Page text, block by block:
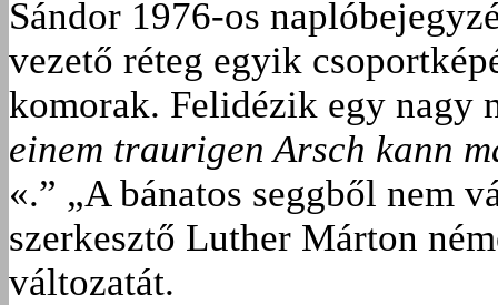
Sándor 1976-os
vezető réteg egyik
komorak. Felidézik egy nagy
einem traurigen Arsch kann
«.” „A bánatos seggből nem
szerkesztő Luther Márton
változatát.